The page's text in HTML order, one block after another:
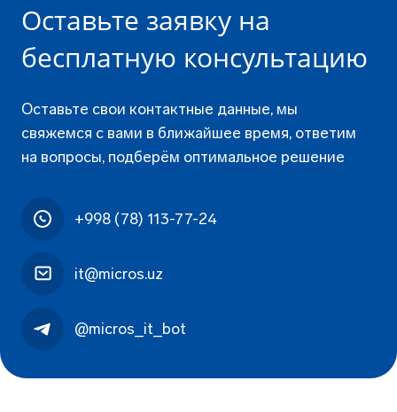
Оставьте заявку на
бесплатную консультацию
Оставьте свои контактные данные, мы
свяжемся с вами в ближайшее время, ответим
на вопросы, подберём оптимальное решение
+998 (78) 113-77-24
it@micros.uz
@micros_it_bot